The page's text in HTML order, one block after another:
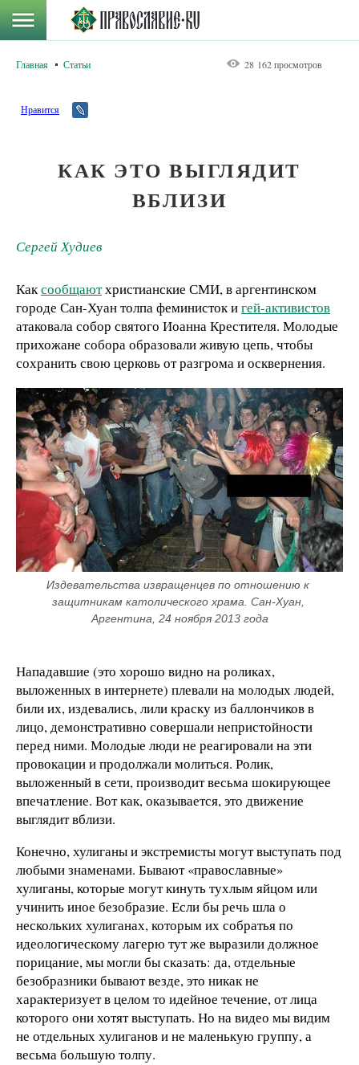
Главная Статьи 28 162 просмотров
Нравится
КАК ЭТО ВЫГЛЯДИТ
ВБЛИЗИ
Сергей Худиев
Каксообщаютхристианские СМИ, в аргентинском
городе Сан-Хуан толпа феминисток игей-активистов
атаковала собор святого Иоанна Крестителя. Молодые
прихожане собора образовали живую цепь, чтобы
сохранить свою церковь от разгрома и осквернения.
Издевательства извращенцев по отношению к
защитникам католического храма. Сан-Хуан,
Аргентина, 24 ноября 2013 года
Нападавшие (это хорошо видно на роликах,
выложенных в интернете) плевали на молодых людей,
били их, издевались, лили краску из баллончиков в
лицо, демонстративно совершали непристойности
перед ними. Молодые люди не реагировали на эти
провокации и продолжали молиться. Ролик,
выложенный в сети, производит весьма шокирующее
впечатление. Вот как, оказывается, это движение
выглядит вблизи.
Конечно, хулиганы и экстремисты могут выступать под
любыми знаменами. Бывают «православные»
хулиганы, которые могут кинуть тухлым яйцом или
учинить иное безобразие. Если бы речь шла о
нескольких хулиганах, которым их собратья по
идеологическому лагерю тут же выразили должное
порицание, мы могли бы сказать: да, отдельные
безобразники бывают везде, это никак не
характеризует в целом то идейное течение, от лица
которого они хотят выступать. Но на видео мы видим
не отдельных хулиганов и не маленькую группу, а
весьма большую толпу.